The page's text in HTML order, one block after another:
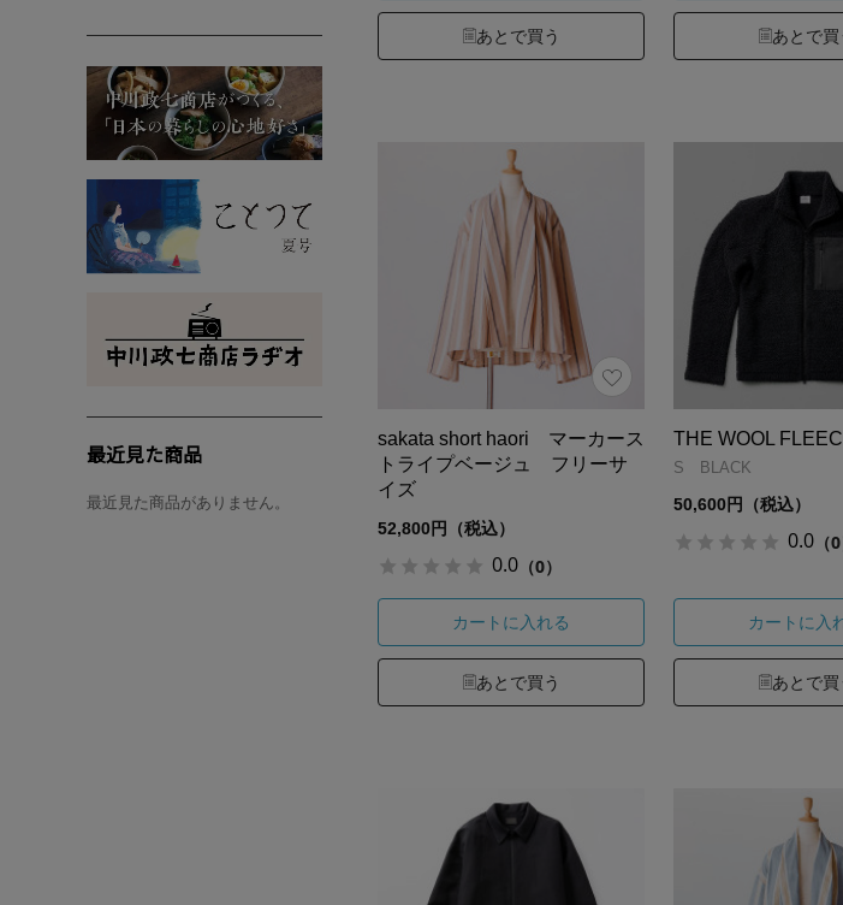
最近見た商品
最近見た商品がありません。
あとで買う あとで買
sakata short haori マーカース
トライプベージュ フリーサ
イズ
52,800円（税込）
0.0 （0）
カートに入れる
あとで買う
THE WOOL
S BLACK
50,600円（税込）
0.0 （0
カートに入
あとで買